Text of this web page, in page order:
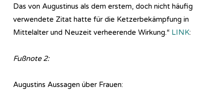
Das von Augustinus als dem erstem, doch nicht häufig
verwendete Zitat hatte für die Ketzerbekämpfung in
Mittelalter und Neuzeit verheerende Wirkung.“ LINK:
Fußnote 2:
Augustins Aussagen über Frauen: